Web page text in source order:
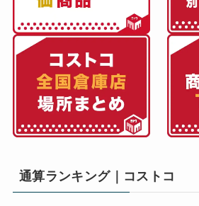
通算ランキング｜コストコ